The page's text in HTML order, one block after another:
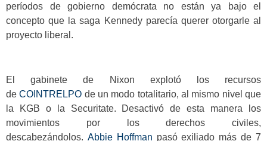
períodos de gobierno demócrata no están ya bajo el
concepto que la saga Kennedy parecía querer otorgarle al
proyecto liberal.
El gabinete de Nixon explotó los recursos
deCOINTRELPO de un modo totalitario, al mismo nivel que
la KGB o la Securitate. Desactivó de esta manera los
movimientos por los derechos civiles,
descabezándolos. Abbie Hoffman pasó exiliado más de 7